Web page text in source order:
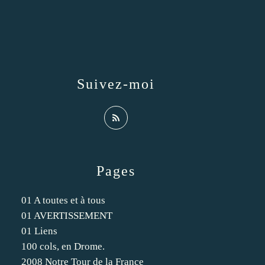
Pages
01 A toutes et à tous
01 AVERTISSEMENT
01 Liens
100 cols, en Drome.
2008 Notre Tour de la France
Suivez-moi